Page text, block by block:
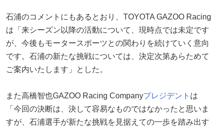
石浦のコメントにもあるとおり、TOYOTA GAZOO Racing
は「来シーズン以降の活動について、現時点では未定です
が、今後もモータースポーツとの関わりを続けていく意向
です。石浦の新たな挑戦については、決定次第あらためて
ご案内いたします」とした。
また高橋智也GAZOO Racing Companyプレジデント は
「今回の決断は、決して容易なものではなかったと思いま
すが、石浦選手が新たな挑戦を見据えての一歩を踏み出す